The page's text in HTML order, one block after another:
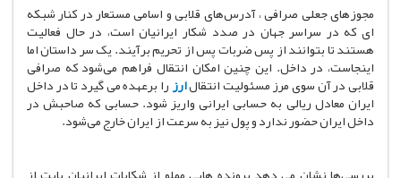
مجوزهای جعلی صرافی ، آدرس‌های قلابی و اسامی مستعار در کنار شبکه
ای که در سراسر جهان در صدد شکار ایرانیان است، در حال فعالیت
هستند تا بتوانند از پس ضربات پس از تحریم برآیند. یک سر داستان اما
اینجاست، در داخل. این چنین امکان انتقال فراهم می‌شود که صرافی
قلابی در آن سوی مرز مسئولیت انتقالارزرا برعهده می گیرد تا در داخل
ایران معادل ریالی به حسابی ایرانی واریز شود. حسابی که صاحبش در
داخل ایران حضور ندارد و پول نیز به سرعت از ایران خارج می‌شود.